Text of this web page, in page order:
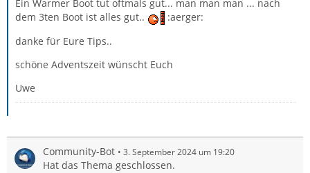
Ein Warmer Boot tut oftmals gut... man man man ... nach
dem 3ten Boot ist alles gut..
:aerger:
danke für Eure Tips..
schöne Adventszeit wünscht Euch
Uwe
Community-Bot 3. September 2024 um 19:20
Hat das Thema geschlossen.